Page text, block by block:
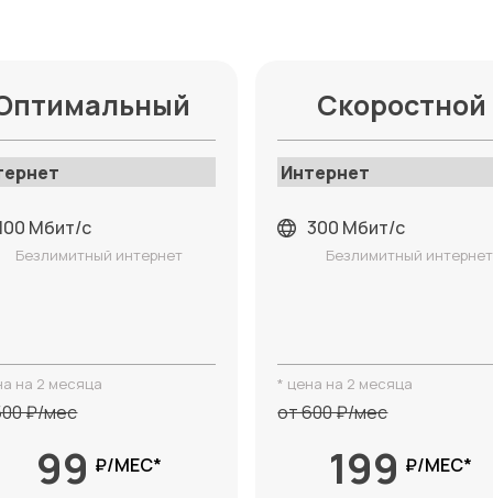
Мбит/с
Безлимитный интернет
на 2 месяца
₽/мес
99 ₽/МЕС*
Скоростной
Интернет
300 Мбит/с
Безлимитный интернет
* цена на 2 месяца
от 600 ₽/мес
199 ₽/МЕС*